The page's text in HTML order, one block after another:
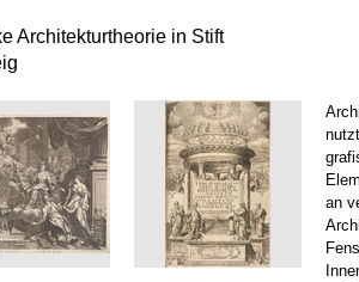
Architekturtheorie in Stift
an